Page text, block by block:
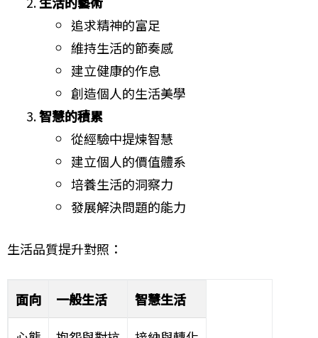
追求精神的富足
維持生活的節奏感
建立健康的作息
創造個人的生活美學
智慧的積累
從經驗中提煉智慧
建立個人的價值體系
培養生活的洞察力
發展解決問題的能力
生活品質提升對照：
面向 一般生活 智慧生活